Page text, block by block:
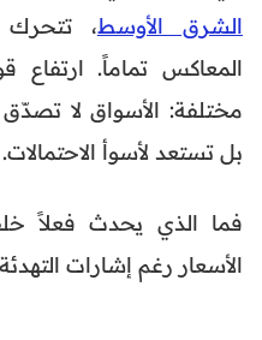
الشرق الأوسط، تتحرك
المعاكس تماماً.
مختلفة: الأسواق لا تصدّق
بل تستعد لأسوأ الاحتمالات.
فما الذي يحدث فعلاً
الأسعار رغم إشارات